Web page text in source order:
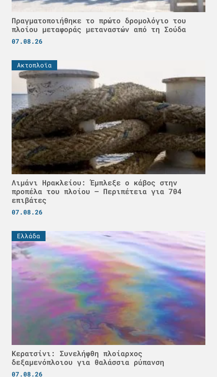
Πραγματοποιήθηκε το πρώτο δρομολόγιο του
πλοίου μεταφοράς μεταναστών από τη Σούδα
07.08.26
Ακτοπλοϊα
Λιμάνι Ηρακλείου: Έμπλεξε ο κάβος στην
προπέλα του πλοίου – Περιπέτεια για 704
επιβάτες
07.08.26
Ελλάδα
Κερατσίνι: Συνελήφθη πλοίαρχος
δεξαμενόπλοιου για θαλάσσια ρύπανση
07.08.26